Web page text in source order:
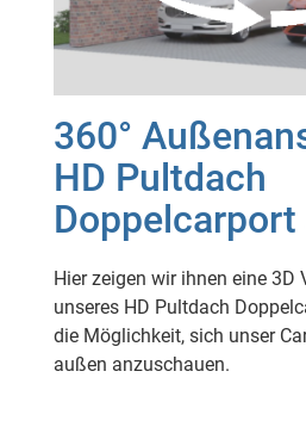
360°
HD Pultdach
Hier zeigen wir ihnen eine 3D
unseres HD Pultdach
die Möglichkeit, sich unser
außen anzuschauen.